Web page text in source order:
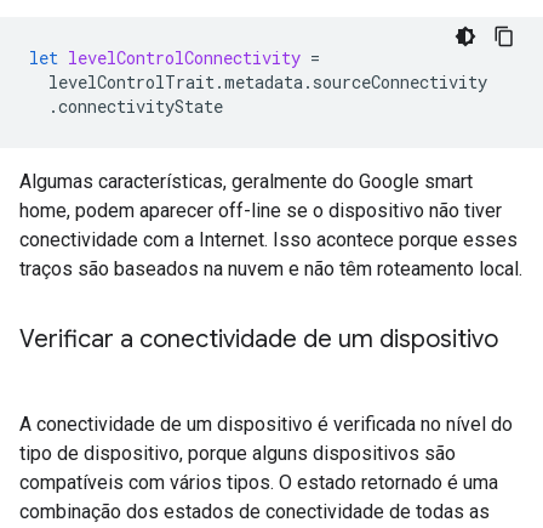
let levelControlConnectivity =
levelControlTrait.metadata. sourceConnectivity
.connectivityState
Algumas características, geralmente do Google smart
home, podem aparecer off-line se o dispositivo não tiver
conectividade com a Internet. Isso acontece porque esses
traços são baseados na nuvem e não têm roteamento local.
Verificar a conectividade de um dispositivo
A conectividade de um dispositivo é verificada no nível do
tipo de dispositivo, porque alguns dispositivos são
compatíveis com vários tipos. O estado retornado é uma
combinação dos estados de conectividade de todas as